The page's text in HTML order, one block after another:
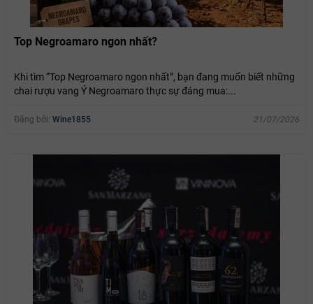
Top Negroamaro ngon nhất?
Khi tìm “Top Negroamaro ngon nhất”, bạn đang muốn biết những
chai rượu vang Ý Negroamaro thực sự đáng mua:...
Đăng bởi: Wine1855 21/07/2026